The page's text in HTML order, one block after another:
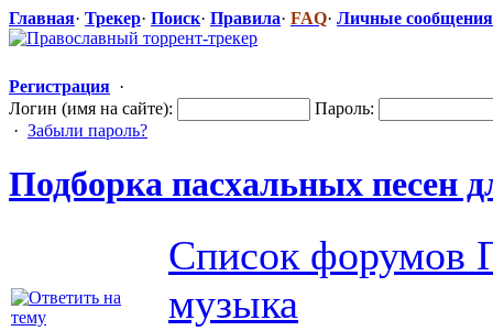
Главная· Трекер· Поиск· Правила· FAQ· Личные сообщения
Регистрация ·
Логин (имя на сайте):
Пароль:
· Забыли пароль?
Подборка пасхальных песен
Список форумов
музыка